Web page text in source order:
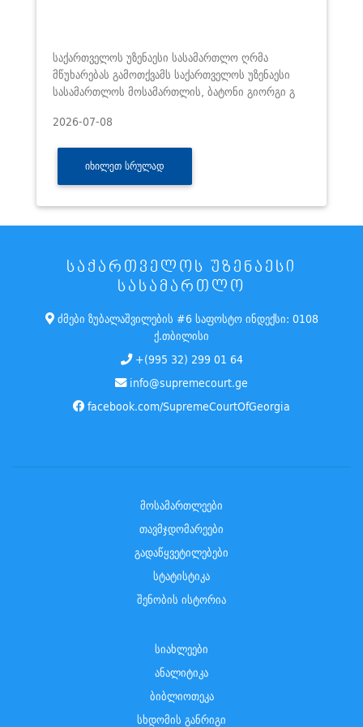
საქართველოს უზენაესი სასამართლო ღრმა
მწუხარებას გამოთქვამს საქართველოს უზენაესი
სასამართლოს მოსამართლის, ბატონი გიორგი გ
2026-07-08
ᲘᲮᲘᲚᲔᲗ ᲡᲠᲣᲚᲐᲓ
ᲡᲐᲥᲐᲠᲗᲕᲔᲚᲝᲡ ᲣᲖᲔᲜᲐᲔᲡᲘ
ᲡᲐᲡᲐᲛᲐᲠᲗᲚᲝ
ძმები ზუბალაშვილების #6 საფოსტო ინდექსი: 0108
ქ.თბილისი
+(995 32) 299 01 64
info@supremecourt.ge
facebook.com/SupremeCourtOfGeorgia
მოსამართლეები
თავმჯდომარეები
გადაწყვეტილებები
სტატისტიკა
შენობის ისტორია
სიახლეები
ანალიტიკა
ბიბლიოთეკა
სხდომის განრიგი